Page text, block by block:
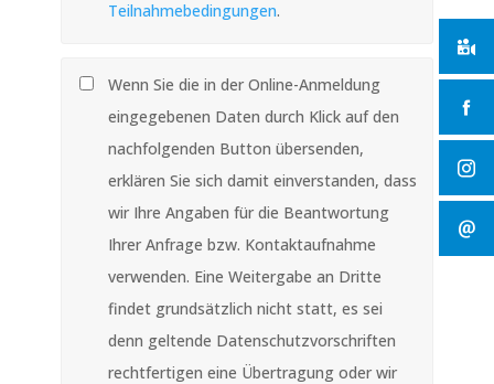
Teilnahmebedingungen.
Wenn Sie die in der Online-Anmeldung
eingegebenen Daten durch Klick auf den
nachfolgenden Button übersenden,
erklären Sie sich damit einverstanden, dass
wir Ihre Angaben für die Beantwortung
Ihrer Anfrage bzw. Kontaktaufnahme
verwenden. Eine Weitergabe an Dritte
findet grundsätzlich nicht statt, es sei
denn geltende Datenschutzvorschriften
rechtfertigen eine Übertragung oder wir